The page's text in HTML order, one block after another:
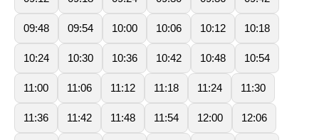
09:48 09:54 10:00 10:06 10:12 10:18
10:24 10:30 10:36 10:42 10:48 10:54
11:00 11:06 11:12 11:18 11:24 11:30
11:36 11:42 11:48 11:54 12:00 12:06